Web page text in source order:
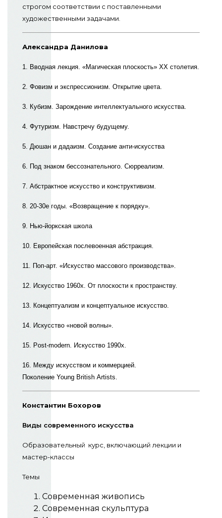
строгом соответствии с поставленными
художественными задачами.
Александра Данилова
1. Вводная лекция. «Магическая плоскость» ХХ столетия.
2. Фовизм и экспрессионизм. Открытие цвета.
3. Кубизм. Зарождение интеллектуального искусства.
4. Футуризм. Навстречу будущему.
5. Дюшан и дадаизм. Создание анти-искусства
6. Под знаком бессознательного. Сюрреализм.
7. Абстрактное искусство и конструктивизм.
8. 20-30е годы. «Возвращение к порядку».
9. Нью-йоркская школа
10. Европейская послевоенная абстракция.
11. Поп-арт. «Искусство массового производства».
12. Искусство 1960х. От плоскости к пространству.
13. Концептуализм и концептуальное искусство.
14. Искусство «новой волны».
15. Post-modern. Искусство 1990х.
16. Между искусством и коммерцией.
Поколение Young British Artists.
Константин Бохоров
Виды современного искусства
Образовательный курс, включающий лекции и
мастер-классы
Темы
Современная живопись
Современная скульптура